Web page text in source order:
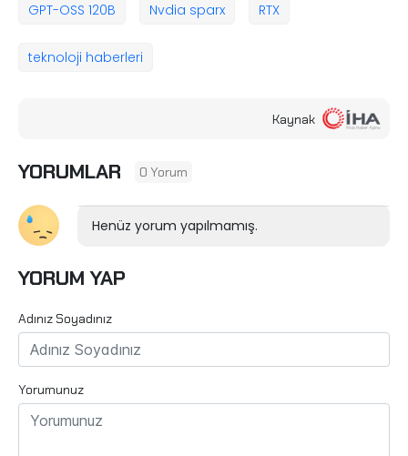
GPT-OSS 120B Nvdia sparx RTX
teknoloji haberleri
Kaynak
YORUMLAR 0 Yorum
Henüz yorum yapılmamış.
YORUM YAP
Adınız Soyadınız
Yorumunuz